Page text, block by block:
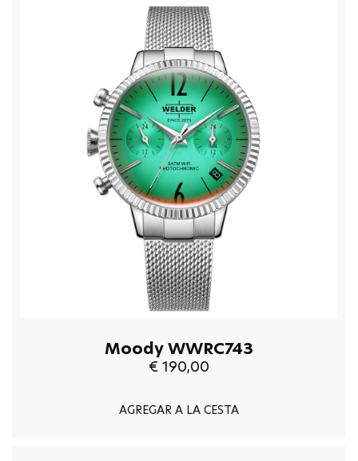
Moody WWRC743
€ 190,00
AGREGAR A LA CESTA